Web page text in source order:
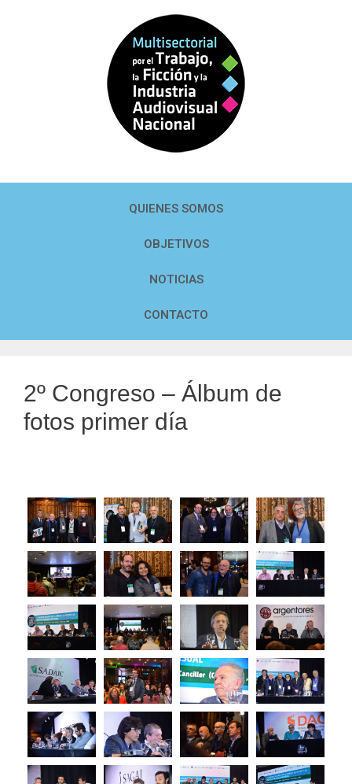
QUIENES SOMOS
OBJETIVOS
NOTICIAS
CONTACTO
2º Congreso – Álbum de
fotos primer día